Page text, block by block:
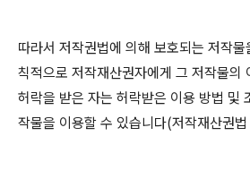
따라서 저작권법에 의해 보호되는 저작
칙적으로 저작재산권자에게 그 저작물의
허락을 받은 자는 허락받은 이용 방법 및
작물을 이용할 수 있습니다(저작재산권법